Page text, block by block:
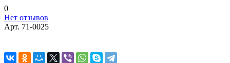
0
Нет отзывов
Арт. 71-0025